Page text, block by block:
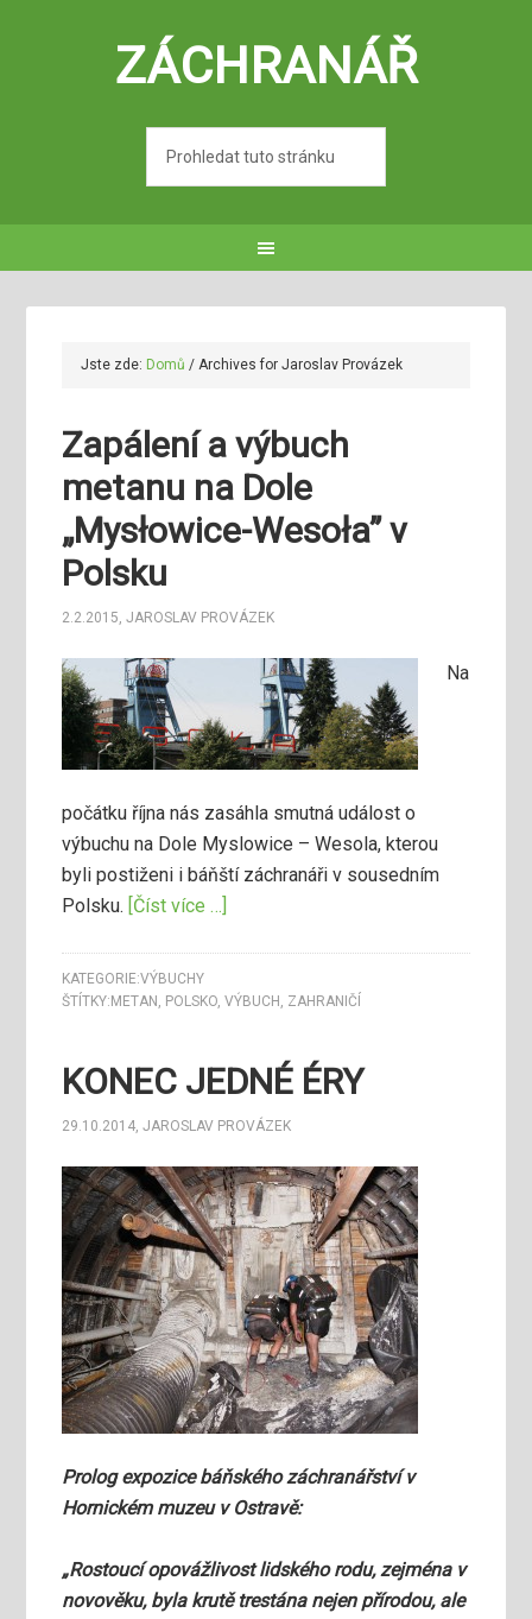
ZÁCHRANÁŘ
Jste zde: Domů / Archives for Jaroslav Provázek
Zapálení a výbuch
metanu na Dole
„Mysłowice-Wesoła” v
Polsku
2.2.2015,JAROSLAV PROVÁZEK
Na
počátku října nás zasáhla smutná událost o
výbuchu na Dole Myslowice – Wesola, kterou
byli postiženi i báňští záchranáři v sousedním
Polsku. [Číst více …]
KATEGORIE:VÝBUCHY
ŠTÍTKY: METAN , POLSKO,VÝBUCH , ZAHRANIČÍ
KONEC JEDNÉ ÉRY
29.10.2014,JAROSLAV PROVÁZEK
Prolog expozice báňského záchranářství v
Hornickém muzeu v Ostravě:
„Rostoucí opovážlivost lidského rodu, zejména v
novověku, byla krutě trestána nejen přírodou, ale